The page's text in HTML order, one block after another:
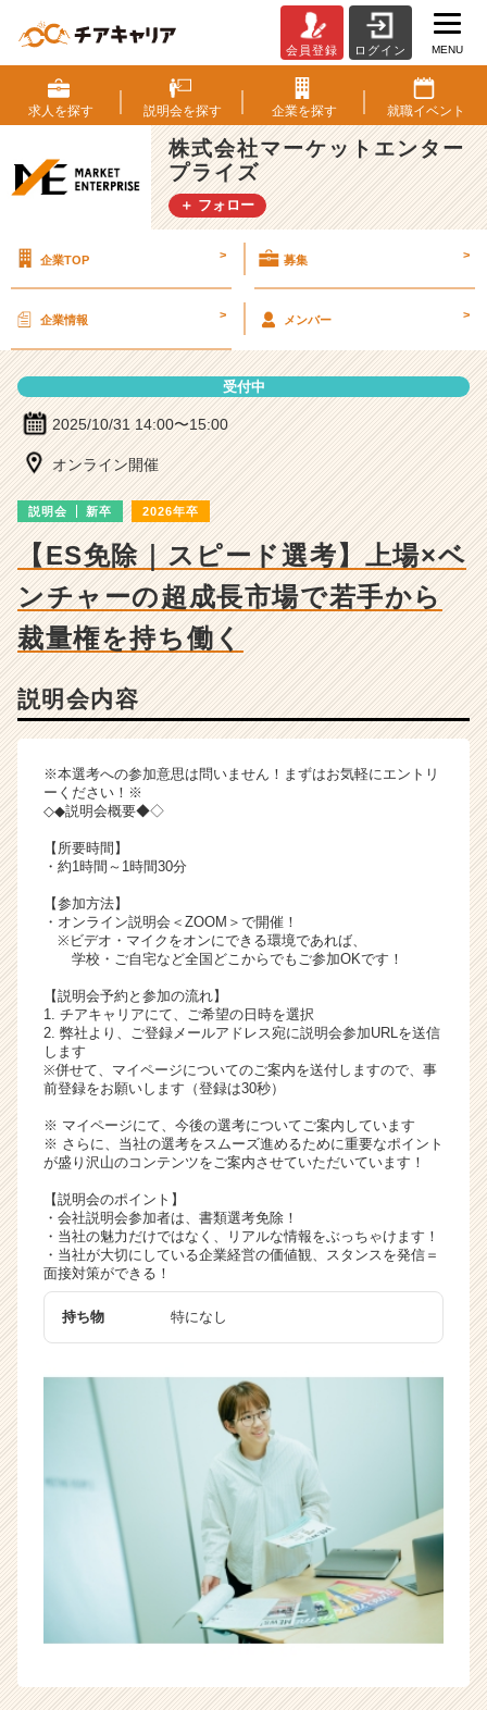
式
会
社
マ
ー
ケ
ッ
ン
プ
ラ
イ
ズ
会
細
|
ベ
ン
チ
成
長
企
ス
ト
が
く
就
活
サ
イ
チ
ア
リ
ア
h
e
e
r）
会員登録 ログイン MENU
求人を探す 説明会を探す 企業を探す 就職イベント
株式会社マーケットエンター
プライズ
＋ フォロー
企業TOP > 募集 >
企業情報 > メンバー >
受付中
2025/10/31 14:00〜15:00
オンライン開催
説明会 新卒 2026年卒
【ES免除｜スピード選考】上場×ベ
ンチャーの超成長市場で若手から
裁量権を持ち働く
説明会内容
※本選考への参加意思は問いません！まずはお気軽にエントリ
ーください！※
◇◆説明会概要◆◇
【所要時間】
・約1時間～1時間30分
【参加方法】
・オンライン説明会＜ZOOM＞で開催！
※ビデオ・マイクをオンにできる環境であれば、
学校・ご自宅など全国どこからでもご参加OKです！
【説明会予約と参加の流れ】
1. チアキャリアにて、ご希望の日時を選択
2. 弊社より、ご登録メールアドレス宛に説明会参加URLを送信
します
※併せて、マイページについてのご案内を送付しますので、事
前登録をお願いします（登録は30秒）
※ マイページにて、今後の選考についてご案内しています
※ さらに、当社の選考をスムーズ進めるために重要なポイント
が盛り沢山のコンテンツをご案内させていただいています！
【説明会のポイント】
・会社説明会参加者は、書類選考免除！
・当社の魅力だけではなく、リアルな情報をぶっちゃけます！
・当社が大切にしている企業経営の価値観、スタンスを発信＝
面接対策ができる！
持ち物 特になし